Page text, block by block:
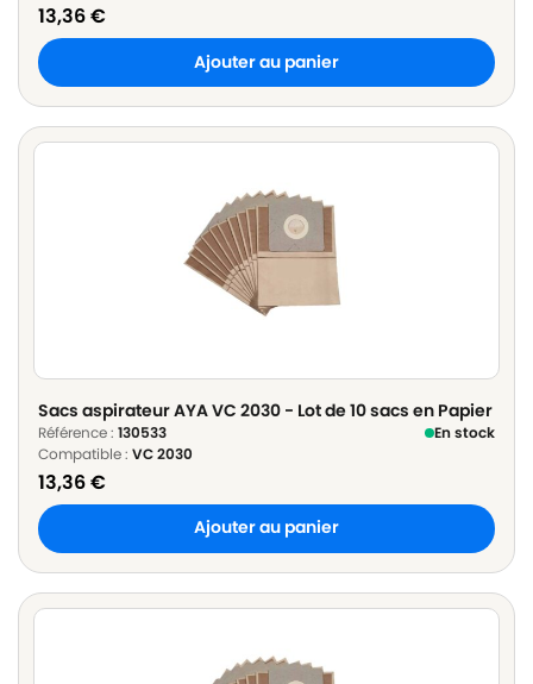
13,36€
Ajouter au panier
Sacs aspirateur AYA VC 2030 - Lot de 10 sacs en Papier
Référence : 130533
En stock
Compatible : VC 2030
13,36€
Ajouter au panier